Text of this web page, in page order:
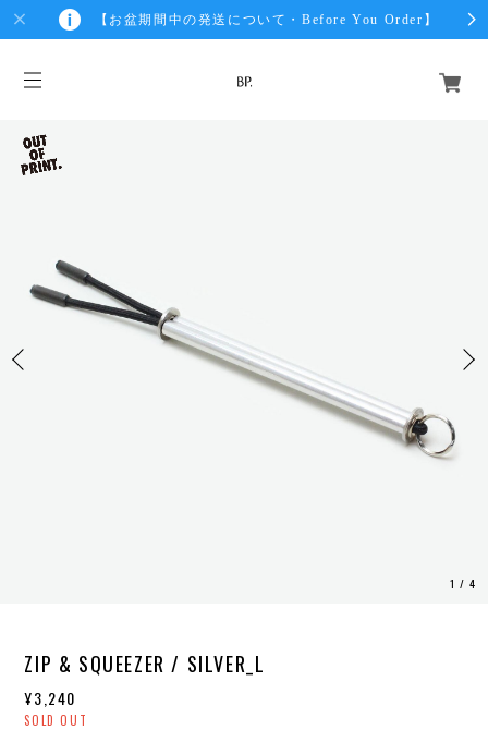
【お盆期間中の発送について・Before You Order】
1 /4
ZIP & SQUEEZER / SILVER_L
¥3,240
SOLD OUT